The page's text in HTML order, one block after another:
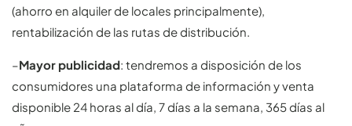
(ahorro en alquiler de locales principalmente),
rentabilización de las rutas de distribución.
–Mayor publicidad: tendremos a disposición de los
consumidores una plataforma de información y venta
disponible 24 horas al día, 7 días a la semana, 365 días al